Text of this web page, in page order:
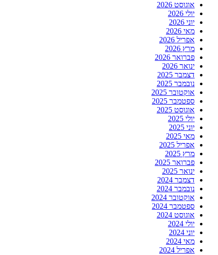
אוגוסט 2026
יולי 2026
יוני 2026
מאי 2026
אפריל 2026
מרץ 2026
פברואר 2026
ינואר 2026
דצמבר 2025
נובמבר 2025
אוקטובר 2025
ספטמבר 2025
אוגוסט 2025
יולי 2025
יוני 2025
מאי 2025
אפריל 2025
מרץ 2025
פברואר 2025
ינואר 2025
דצמבר 2024
נובמבר 2024
אוקטובר 2024
ספטמבר 2024
אוגוסט 2024
יולי 2024
יוני 2024
מאי 2024
אפריל 2024